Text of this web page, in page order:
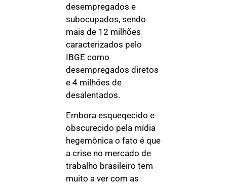
desempregados e
subocupados, sendo
mais de 12 milhões
caracterizados pelo
IBGE como
desempregados diretos
e 4 milhões de
desalentados.
Embora esqueqecido e
obscurecido pela mídia
hegemônica o fato é que
a crise no mercado de
trabalho brasileiro tem
muito a ver com as